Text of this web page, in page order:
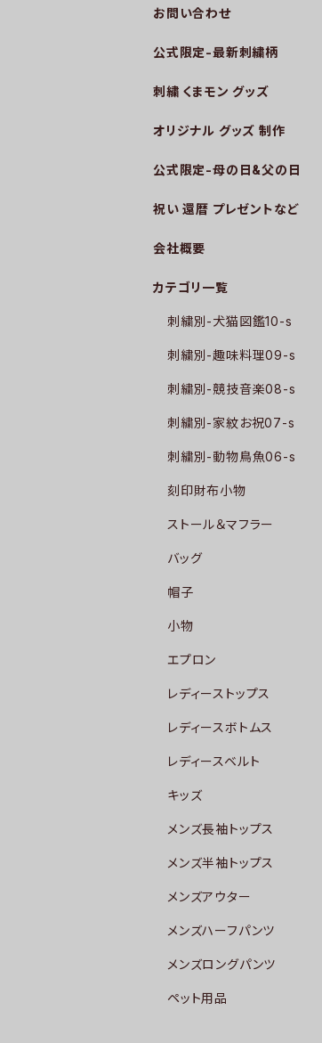
お問い合わせ
公式限定-最新刺繍柄
刺繍 くまモン グッズ
オリジナル グッズ 制作
公式限定-母の日&父の日
祝い 還暦 プレゼントなど
会社概要
カテゴリ一覧
刺繍別-犬猫図鑑10-s
刺繍別-趣味料理09-s
刺繍別-競技音楽08-s
刺繍別-家紋お祝07-s
刺繍別-動物鳥魚06-s
刻印財布小物
ストール＆マフラー
バッグ
帽子
小物
エプロン
レディーストップス
レディースボトムス
レディースベルト
キッズ
メンズ長袖トップス
メンズ半袖トップス
メンズアウター
メンズハーフパンツ
メンズロングパンツ
ペット用品